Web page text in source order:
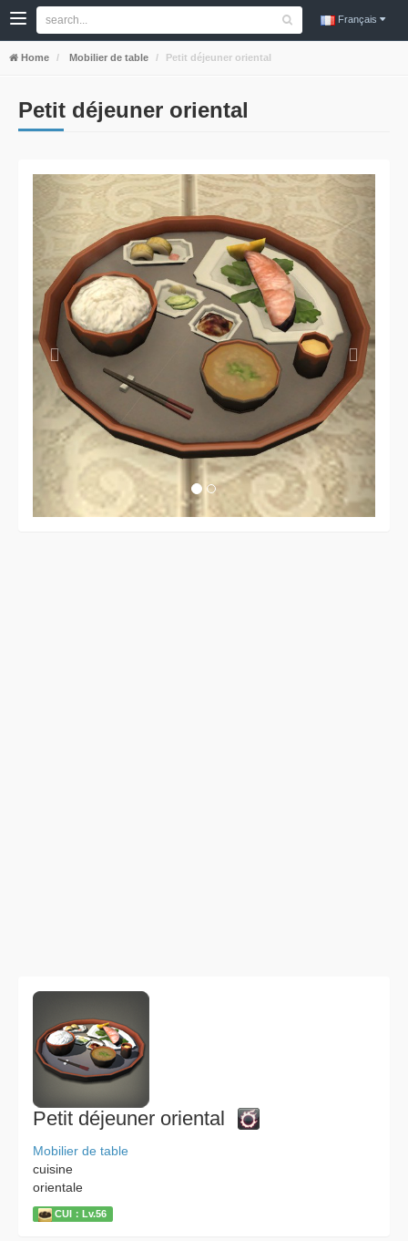
Français
Home Mobilier de table Petit déjeuner oriental
Petit déjeuner oriental
Petit déjeuner oriental
Mobilier de table
cuisine
orientale
CUI：Lv.56